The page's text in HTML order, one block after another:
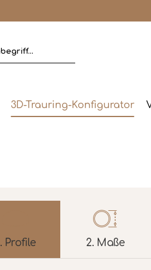
3D-Trauring-Konfigurator
Profile 2. Maße